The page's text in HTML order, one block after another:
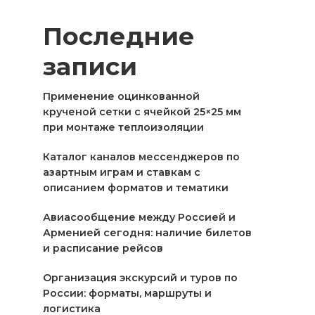
Последние
записи
Применение оцинкованной
крученой сетки с ячейкой 25×25 мм
при монтаже теплоизоляции
Каталог каналов мессенджеров по
азартным играм и ставкам с
описанием форматов и тематики
Авиасообщение между Россией и
Арменией сегодня: наличие билетов
и расписание рейсов
Организация экскурсий и туров по
России: форматы, маршруты и
логистика